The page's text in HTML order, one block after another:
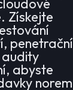
Získejte
penetrační
abyste
norem